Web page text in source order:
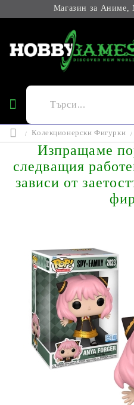
Магазин за Аниме,
Колекционерски Фигурки
Изпращаме
следващия
зависи от